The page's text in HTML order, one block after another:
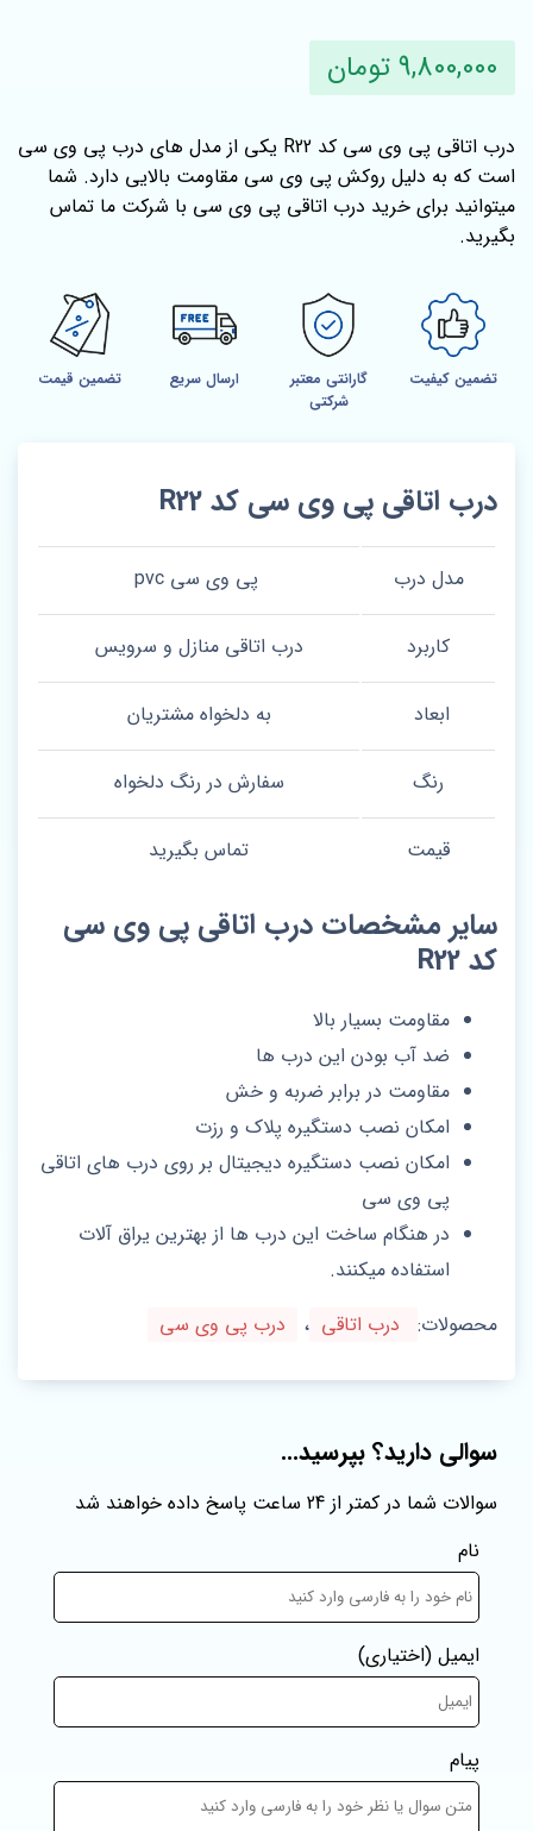
9,800,000 تومان
درب اتاقی پی وی سی کد R22 یکی از مدل های درب پی وی سی
است که به دلیل روکش پی وی سی مقاومت بالایی دارد. شما
میتوانید برای خرید درب اتاقی پی وی سی با شرکت ما تماس
بگیرید.
تضمین کیفیت
گارانتی معتبر
شرکتی
ارسال سریع تضمین قیمت
درب اتاقی پی وی سی کد R22
مدل درب پی وی سی pvc
کاربرد درب اتاقی منازل و سرویس
ابعاد به دلخواه مشتریان
رنگ سفارش در رنگ دلخواه
قیمت تماس بگیرید
سایر مشخصات درب اتاقی پی وی سی
کد R22
مقاومت بسیار بالا
ضد آب بودن این درب ها
مقاومت در برابر ضربه و خش
امکان نصب دستگیره پلاک و رزت
امکان نصب دستگیره دیجیتال بر روی درب های اتاقی
پی وی سی
در هنگام ساخت این درب ها از بهترین یراق آلات
استفاده میکنند.
محصولات:
درب اتاقی ، درب پی وی سی
سوالی دارید؟ بپرسید...
سوالات شما در کمتر از 24 ساعت پاسخ داده خواهند شد
نام
ایمیل (اختیاری)
پیام